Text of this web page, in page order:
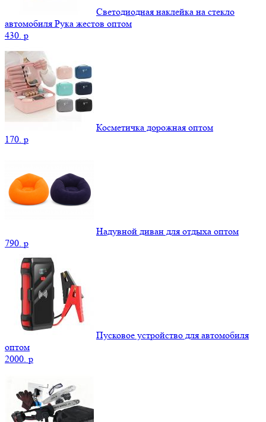
Светодиодная наклейка на стекло
автомобиля Рука жестов оптом
430. p
Косметичка дорожная оптом
170. p
Надувной диван для отдыха оптом
790. p
Пусковое устройство для автомобиля
оптом
2000. p